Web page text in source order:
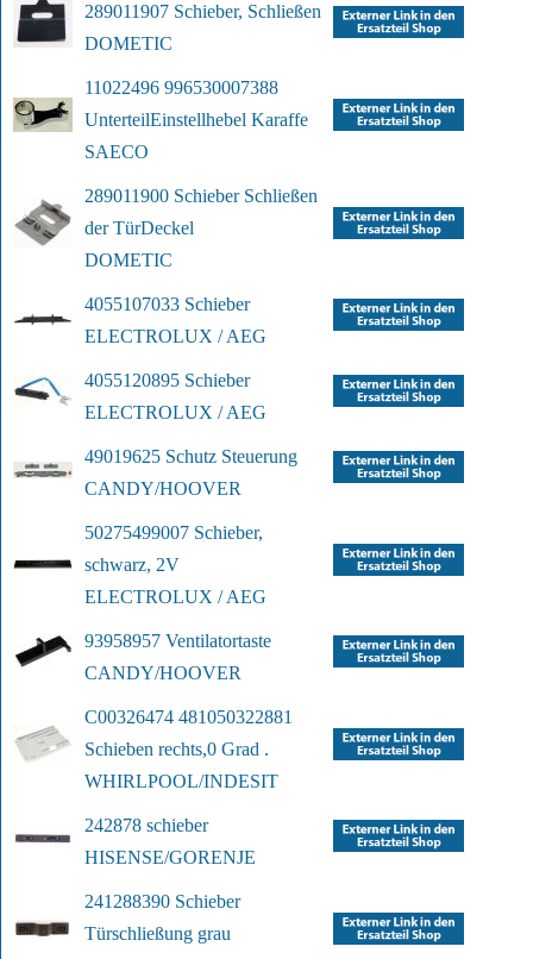
289011907 Schieber, Schließen
DOMETIC
11022496 996530007388
UnterteilEinstellhebel Karaffe
SAECO
289011900 Schieber Schließen
der TürDeckel
DOMETIC
4055107033 Schieber
ELECTROLUX / AEG
4055120895 Schieber
ELECTROLUX / AEG
49019625 Schutz Steuerung
CANDY/HOOVER
50275499007 Schieber,
schwarz, 2V
ELECTROLUX / AEG
93958957 Ventilatortaste
CANDY/HOOVER
C00326474 481050322881
Schieben rechts,0 Grad .
WHIRLPOOL/INDESIT
242878 schieber
HISENSE/GORENJE
241288390 Schieber
Türschließung grau